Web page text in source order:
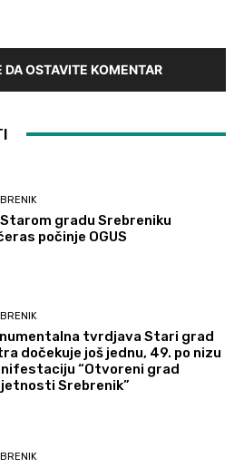
DA OSTAVITE KOMENTAR
Starom gradu Srebreniku
počinje OGUS
tvrdjava Stari grad
dočekuje još jednu, 49. po nizu
“Otvoreni grad
Srebrenik”